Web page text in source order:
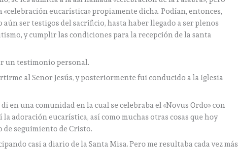
eucarística» propiamente dicha. Podían, entonces,
aún ser testigos del sacrificio, hasta haber llegado a ser plenos
y cumplir las condiciones para la recepción de la santa
un testimonio personal.
al Señor Jesús, y posteriormente fui conducido a la Iglesia
en una comunidad en la cual se celebraba el «Novus Ordo» con
adoración eucarística, así como muchas otras cosas que hoy
seguimiento de Cristo.
casi a diario de la Santa Misa. Pero me resultaba cada vez más